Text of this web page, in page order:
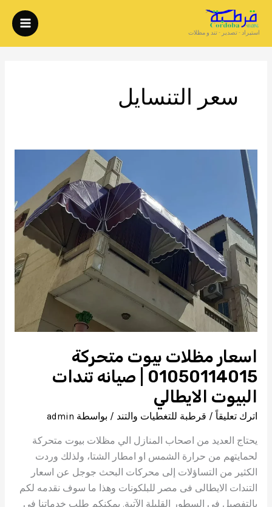
تخطي
المحتوى
استيراد - تصدير - تند و مظلات
سعر التنسايل
اسعار مظلات بيوت متحركة
01050114015 | صيانه تندات
البيوت الايطالي
اترك تعليقاً / قرطبة للتغطيات والتند / بواسطة admin
يحتاج العديد من اصحاب المنازل الي مظلات بيوت متحركة
لحمايتهم من حرارة الشمس او امطار الشتا، ولذلك وردت
الكثير من التساؤلات إلى محركات البحث جوجل عن اسعار
التندات الايطالى فى مصر للبلكونات وهذا ما سوف نقدمه لكم
بالتفصيل في السطور القليلة الآتية. يمكنكم طلب خدماتنا في